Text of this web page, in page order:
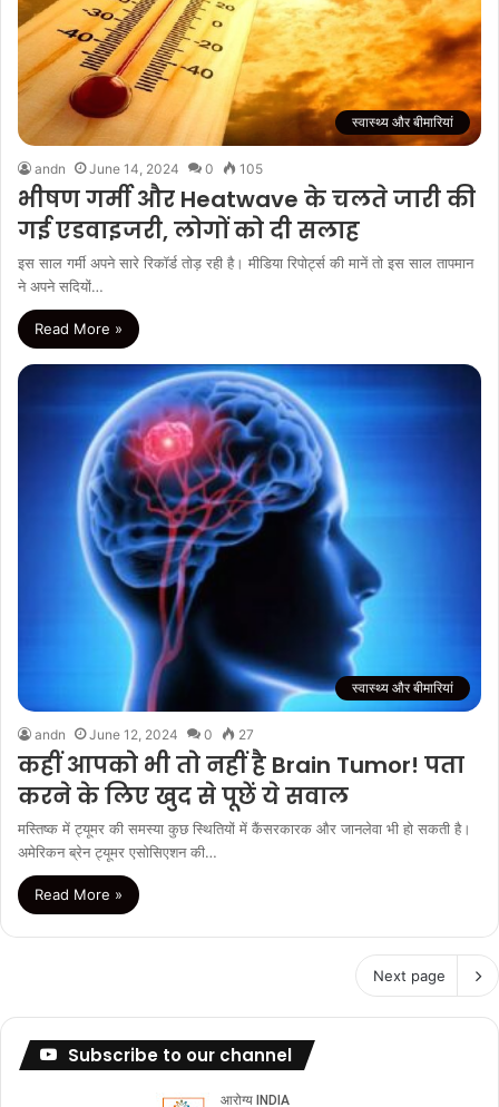
स्वास्थ्य और बीमारियां
andn June 14, 2024 0 105
भीषण गर्मी और Heatwave के चलते जारी की
गई एडवाइजरी, लोगों को दी सलाह
इस साल गर्मी अपने सारे रिकॉर्ड तोड़ रही है। मीडिया रिपोर्ट्स की मानें तो इस साल तापमान
ने अपने सदियों…
Read More »
स्वास्थ्य और बीमारियां
andn June 12, 2024 0 27
कहीं आपको भी तो नहीं है Brain Tumor! पता
करने के लिए खुद से पूछें ये सवाल
मस्तिष्क में ट्यूमर की समस्या कुछ स्थितियों में कैंसरकारक और जानलेवा भी हो सकती है।
अमेरिकन ब्रेन ट्यूमर एसोसिएशन की…
Read More »
Next page
Subscribe to our channel